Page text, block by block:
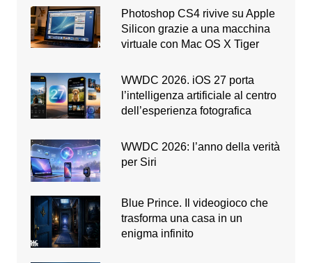
Photoshop CS4 rivive su Apple
Silicon grazie a una macchina
virtuale con Mac OS X Tiger
WWDC 2026. iOS 27 porta
l’intelligenza artificiale al centro
dell’esperienza fotografica
WWDC 2026: l’anno della verità
per Siri
Blue Prince. Il videogioco che
trasforma una casa in un
enigma infinito